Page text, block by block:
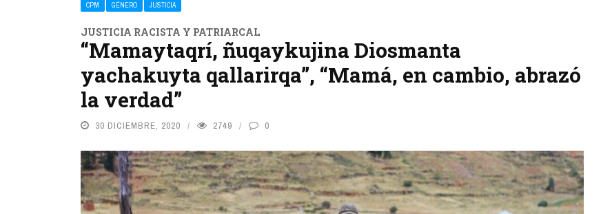
CPM GÉNERO JUSTICIA
JUSTICIA RACISTA Y PATRIARCAL
“Mamaytaqrí, ñuqaykujina Diosmanta
yachakuyta qallarirqa”, “Mamá, en cambio, abrazó
la verdad”
30 DICIEMBRE, 2020 2749 0